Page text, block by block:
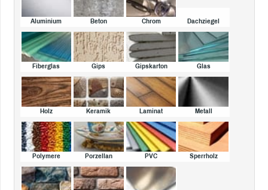
Aluminium Beton Chrom Dachziegel
Fiberglas Gips Gipskarton Glas
Holz Keramik Laminat Metall
Polymere Porzellan PVC Sperrholz